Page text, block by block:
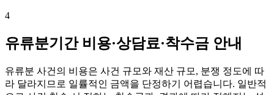
4
유류분기간 비용·상담료·착수금 안내
유류분 사건의 비용은 사건 규모와 재산 규모, 분쟁 정도에 따
라 달라지므로 일률적인 금액을 단정하기 어렵습니다. 일반적